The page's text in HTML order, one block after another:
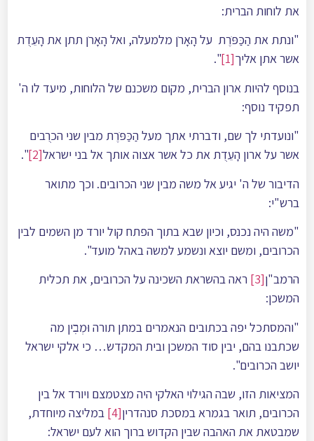
את לוחות הברית:
"ונתת את הַכַּפֺּרֶת על הָאָרֺן מלמעלה, ואל הָאָרֺן תתן את הָעֵדֻת
אשר אתן אליך[1]
".
בנוסף להיות ארון הברית, מקום משכנם של הלוחות, מיעד לו ה'
תפקיד נוסף:
"ונועדתי לך שם, ודברתי אתך מעל הַכַּפֺּרֶת מבין שני הכרֻבים
אשר על ארון הָעֵדֻת את כל אשר אצוה אותך אל בני ישראל[2]
".
הדיבור של ה' יגיע אל משה מבין שני הכרובים. וכך מתואר
ברש"י:
"משה היה נכנס, וכיון שבא בתוך הפתח קול יורד מן השמים לבין
הכרובים, ומשם יוצא ונשמע למשה באהל מועד".
הרמב"ן[3]
ראה בהשראת השכינה על הכרובים, את תכלית
המשכן:
"והמסתכל יפה בכתובים הנאמרים במתן תורה וּמְבׅין מה
שכתבנו בהם, יבין סוד המשכן ובית המקדש… כי אלקי ישראל
יושב הכרובים".
המציאות הזו, שבה הגילוי האלקי היה מצטמצם ויורד אל בין
הכרובים, תואר בגמרא במסכת סנהדרין[4]
במליצה מיוחדת,
שמבטאת את האהבה שבין הקדוש ברוך הוא לעם ישראל: